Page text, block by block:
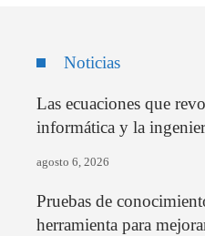
Noticias
Las ecuaciones que
informática y la
agosto 6, 2026
Pruebas de
herramienta para